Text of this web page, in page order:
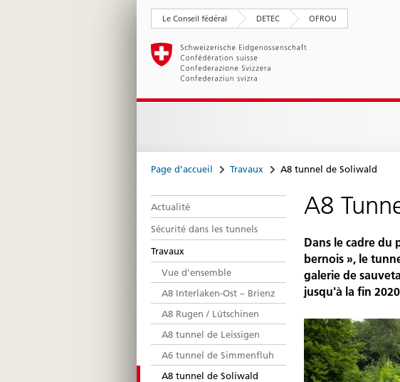
Le Conseil fédéral DETEC OFROU
Page d’accueil Travaux A8 tunnel de Soliwald
Actualité
Sécurité dans les tunnels
Travaux
Vue d’ensemble
A8 Interlaken-Ost – Brienz
A8 Rugen / Lütschinen
A8 tunnel de Leissigen
A6 tunnel de Simmenfluh
A8 tunnel de Soliwald
A8
Dans le cadre du
bernois », le
galerie de
jusqu'à la fin